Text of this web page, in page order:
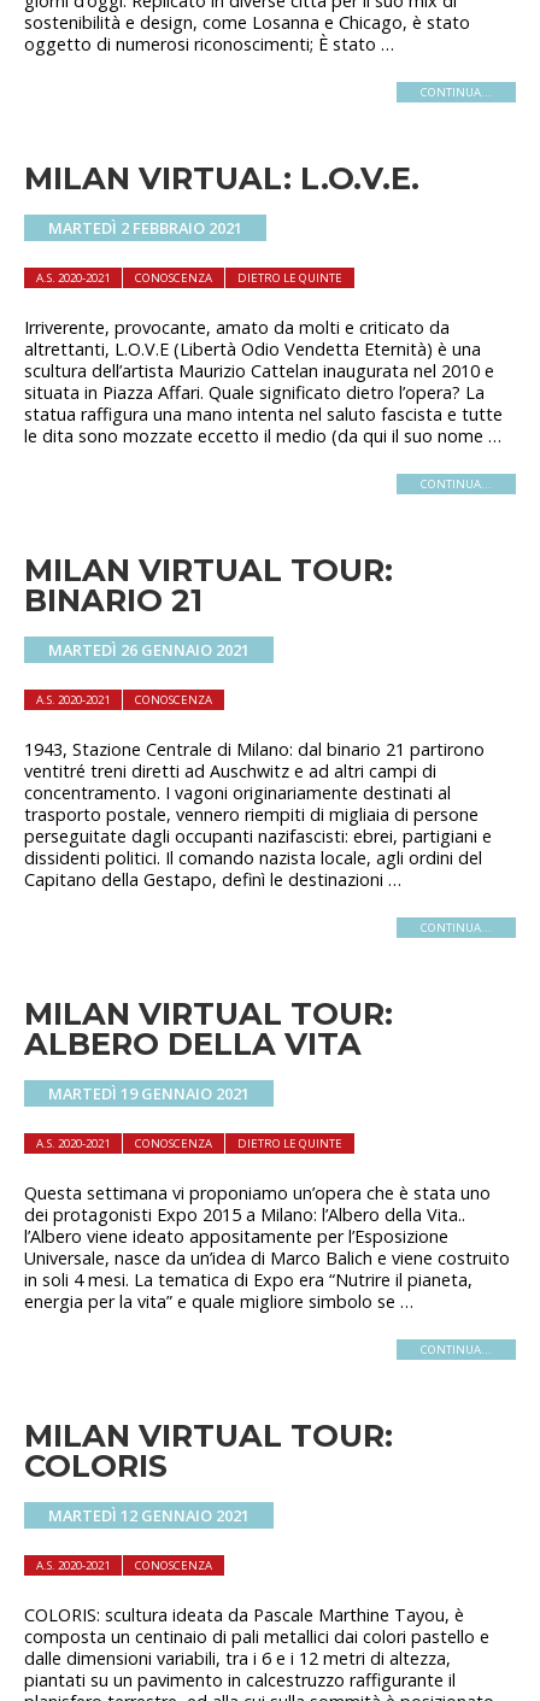
sostenibilità e design, come Losanna e Chicago, è stato
oggetto di numerosi riconoscimenti; È stato …
CONTINUA...
MILAN VIRTUAL: L.O.V.E.
MARTEDÌ 2 FEBBRAIO 2021
A.S. 2020-2021 CONOSCENZA DIETRO LE QUINTE
Irriverente, provocante, amato da molti e criticato da
altrettanti, L.O.V.E (Libertà Odio Vendetta Eternità) è una
scultura dell’artista Maurizio Cattelan inaugurata nel 2010 e
situata in Piazza Affari. Quale significato dietro l’opera? La
statua raffigura una mano intenta nel saluto fascista e tutte
le dita sono mozzate eccetto il medio (da qui il suo nome …
CONTINUA...
MILAN VIRTUAL TOUR:
BINARIO 21
MARTEDÌ 26 GENNAIO 2021
A.S. 2020-2021 CONOSCENZA
1943, Stazione Centrale di Milano: dal binario 21 partirono
ventitré treni diretti ad Auschwitz e ad altri campi di
concentramento. I vagoni originariamente destinati al
trasporto postale, vennero riempiti di migliaia di persone
perseguitate dagli occupanti nazifascisti: ebrei, partigiani e
dissidenti politici. Il comando nazista locale, agli ordini del
Capitano della Gestapo, definì le destinazioni …
CONTINUA...
MILAN VIRTUAL TOUR:
ALBERO DELLA VITA
MARTEDÌ 19 GENNAIO 2021
A.S. 2020-2021 CONOSCENZA DIETRO LE QUINTE
Questa settimana vi proponiamo un’opera che è stata uno
dei protagonisti Expo 2015 a Milano: l’Albero della Vita..
l’Albero viene ideato appositamente per l’Esposizione
Universale, nasce da un’idea di Marco Balich e viene costruito
in soli 4 mesi. La tematica di Expo era “Nutrire il pianeta,
energia per la vita” e quale migliore simbolo se …
CONTINUA...
MILAN VIRTUAL TOUR:
COLORIS
MARTEDÌ 12 GENNAIO 2021
A.S. 2020-2021 CONOSCENZA
COLORIS: scultura ideata da Pascale Marthine Tayou, è
composta un centinaio di pali metallici dai colori pastello e
dalle dimensioni variabili, tra i 6 e i 12 metri di altezza,
piantati su un pavimento in calcestruzzo raffigurante il